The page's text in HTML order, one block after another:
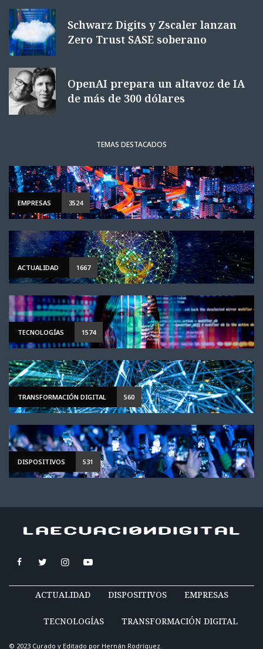
Schwarz Digits y Zscaler lanzan
Zero Trust SASE soberano
OpenAI prepara un altavoz de IA
de más de 300 dólares
TEMAS DESTACADOS
EMPRESAS 3524
ACTUALIDAD 1667
TECNOLOGÍAS 1574
TRANSFORMACIÓN DIGITAL 560
DISPOSITIVOS 531
ACTUALIDAD DISPOSITIVOS EMPRESAS
TECNOLOGÍAS TRANSFORMACIÓN DIGITAL
© 2023 Curado y Editado por Hernán Rodríguez.